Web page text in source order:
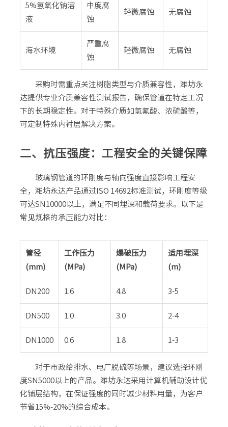
5%氢氧化钠溶
液
中度腐
蚀
轻微腐蚀 无腐蚀
海水环境
严重腐
蚀
轻微腐蚀 无腐蚀
采购时需重点关注树脂类型与介质兼容性，潍坊永
达提供专业介质兼容性测试报告，确保管道在特定工况
下的长期稳定性。对于特殊介质如氢氟酸、浓硫酸等，
可定制特殊内衬层解决方案。
二、抗压强度：工程安全的关键保障
玻璃钢管道的环刚度与轴向强度直接影响工程安
全，潍坊永达产品通过ISO 14692标准测试，环刚度等级
可达SN10000以上，满足不同埋深和载荷要求。以下是
常见规格的承压能力对比：
管径
(mm)
工作压力
(MPa)
爆破压力
(MPa)
适用埋深
(m)
DN200 1.6 4.8 3-5
DN500 1.0 3.0 2-4
DN1000 0.6 1.8 1-3
对于市政给排水、电厂脱硫等场景，建议选择环刚
度SN5000以上的产品。潍坊永达采用计算机辅助设计优
化铺层结构，在保证强度的同时减少材料用量，为客户
节省15%-20%的综合成本。